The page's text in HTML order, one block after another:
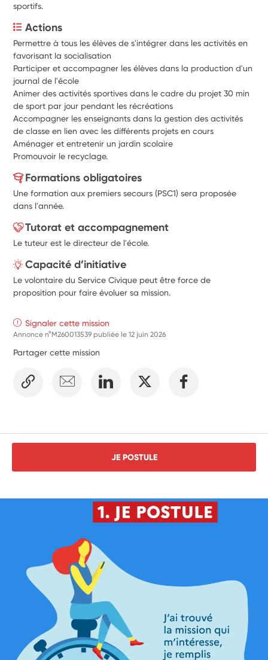
sportifs.
Actions
Permettre à tous les élèves de s'intégrer dans les activités en
favorisant la socialisation
Participer et accompagner les élèves dans la production d'un
journal de l'école
Animer des activités sportives dans le cadre du projet 30 min
de sport par jour pendant les récréations
Accompagner les enseignants dans la gestion des activités
de classe en lien avec les différents projets en cours
Aménager et entretenir un jardin scolaire
Promouvoir le recyclage.
Formations obligatoires
Une formation aux premiers secours (PSC1) sera proposée
dans l'année.
Tutorat et accompagnement
Le tuteur est le directeur de l'école.
Capacité d’initiative
Le volontaire du Service Civique peut être force de
proposition pour faire évoluer sa mission.
Signaler cette mission
Annonce n°M260013539 publiée le12 juin 2026
Partager cette mission
JE POSTULE